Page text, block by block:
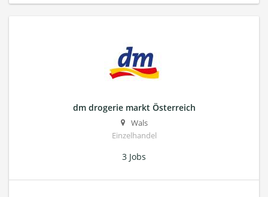
dm drogerie markt Österreich
Wals
Einzelhandel
3 Jobs